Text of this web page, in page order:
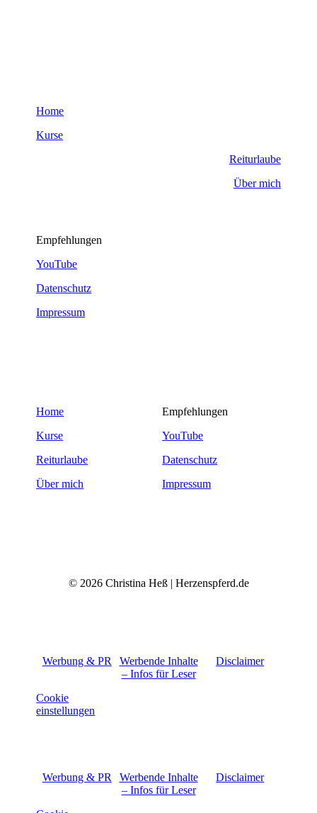
Home
Kurse
Reiturlaube
Über mich
Empfehlungen
YouTube
Datenschutz
Impressum
Home
Kurse
Reiturlaube
Über mich
Empfehlungen
YouTube
Datenschutz
Impressum
© 2026 Christina Heß | Herzenspferd.de
Werbung & PR
Werbende Inhalte
– Infos für Leser
Disclaimer
Cookie
einstellungen
Werbung & PR
Werbende Inhalte
– Infos für Leser
Disclaimer